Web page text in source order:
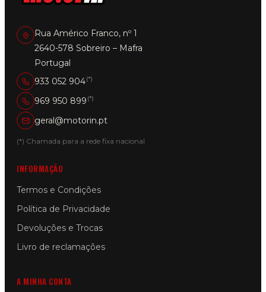
Rua Américo Franco, nº 1
2640-578 Sobreiro – Mafra
Portugal
933 052 904(*)
969 950 899 (*)
geral@motorin.pt
(*) Chamada para a rede fixa nacional
INFORMAÇÃO
Termos e Condições
Política de Privacidade
Devoluções e Trocas
Livro de reclamações
A MINHA CONTA